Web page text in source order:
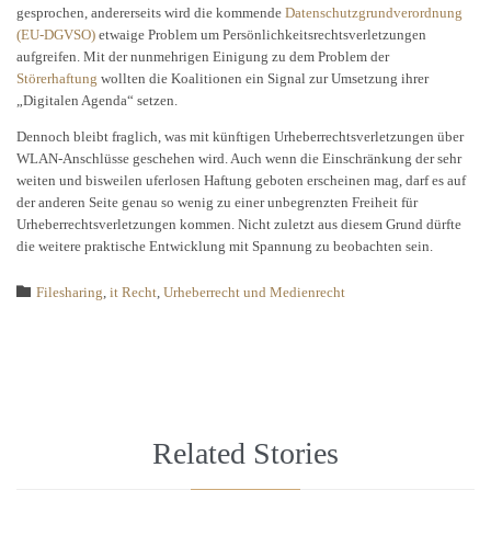
gesprochen, andererseits wird die kommende Datenschutzgrundverordnung
(EU-DGVSO) etwaige Problem um Persönlichkeitsrechtsverletzungen
aufgreifen. Mit der nunmehrigen Einigung zu dem Problem der
Störerhaftung wollten die Koalitionen ein Signal zur Umsetzung ihrer
„Digitalen Agenda“ setzen.
Dennoch bleibt fraglich, was mit künftigen Urheberrechtsverletzungen über
WLAN-Anschlüsse geschehen wird. Auch wenn die Einschränkung der sehr
weiten und bisweilen uferlosen Haftung geboten erscheinen mag, darf es auf
der anderen Seite genau so wenig zu einer unbegrenzten Freiheit für
Urheberrechtsverletzungen kommen. Nicht zuletzt aus diesem Grund dürfte
die weitere praktische Entwicklung mit Spannung zu beobachten sein.
 Category
Filesharing it Recht Urheberrecht und Medienrecht
Related Stories